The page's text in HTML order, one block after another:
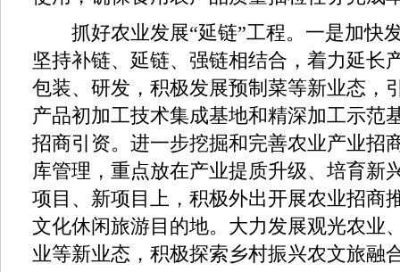
抓好农业发展“延链”工程。一是加快
坚持补链、延链、强链相结合，着力延长
包装、研发，积极发展预制菜等新业态，
产品初加工技术集成基地和精深加工示范
招商引资。进一步挖掘和完善农业产业招
库管理，重点放在产业提质升级、培育新
项目、新项目上，积极外出开展农业招商
文化休闲旅游目的地。大力发展观光农业
业等新业态，积极探索乡村振兴农文旅融